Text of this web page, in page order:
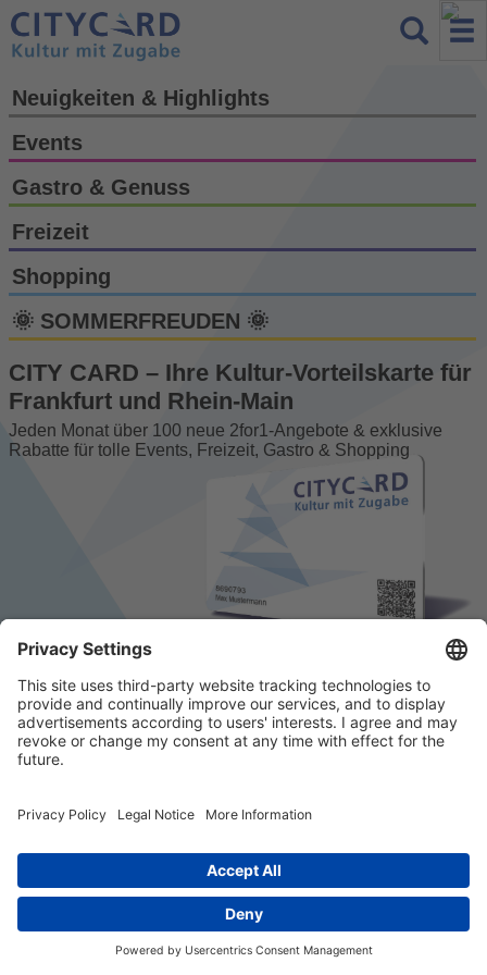
Neuigkeiten & Highlights
Events
Gastro & Genuss
Freizeit
Shopping
🌞 SOMMERFREUDEN 🌞
CITY CARD – Ihre Kultur-Vorteils­karte für
Frankfurt und Rhein-Main
Jeden Monat über 100 neue 2for1-Angebote & exklusive
Rabatte für tolle Events, Freizeit, Gastro & Shopping